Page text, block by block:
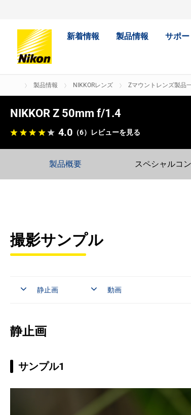
新着情報 製品情報 サポー
製品情報 NIKKORレンズ Zマウントレンズ製品
NIKKOR Z 50mm f/1.4
4.0 （6） レビューを見る
製品概要 スペシャルコ
撮影サンプル
静止画 動画
静止画
サンプル1